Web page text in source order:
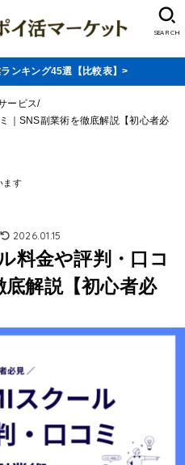
SEARCH
ンキング45選【比較表】>
ービス
｜SNS副業術を徹底解説【初心者必
ます
2026.01.15
料金や評判・口コ
底解説【初心者必